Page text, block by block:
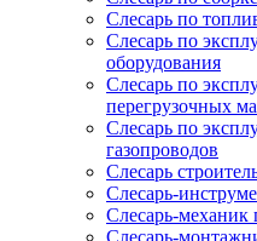
Слесарь по
Слесарь по
оборудования
Слесарь по
перегрузочных
Слесарь по
газопроводов
Слесарь
Слесарь-
Слесарь-механик
Слесарь-